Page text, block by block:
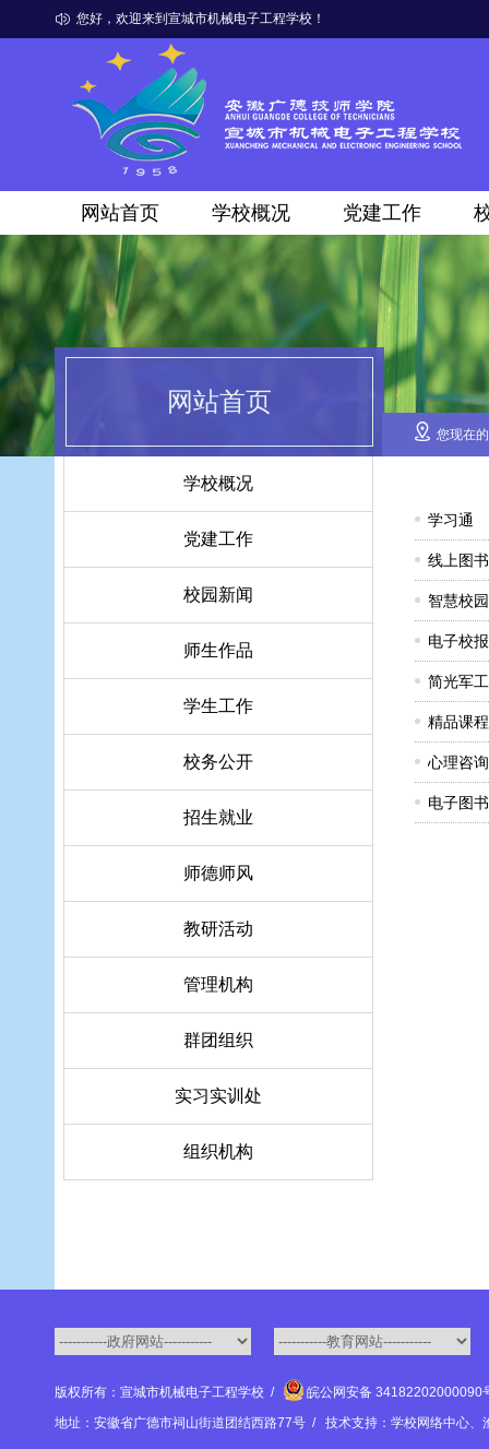
您好，欢迎来到宣城市机械电子工程学校！
网站首页 学校概况 党建工作
网站首页
学校概况
党建工作
校园新闻
师生作品
学生工作
校务公开
招生就业
师德师风
教研活动
管理机构
群团组织
实习实训处
组织机构
您现在
学习通
线上图书
智慧校园
电子校报
简光军
精品课程
心理咨询
电子图
版权所有：宣城市机械电子工程学校 /
皖公网安备 34182202000090
地址：安徽省广德市祠山街道团结西路77号 / 技术支持：学校网络中心、